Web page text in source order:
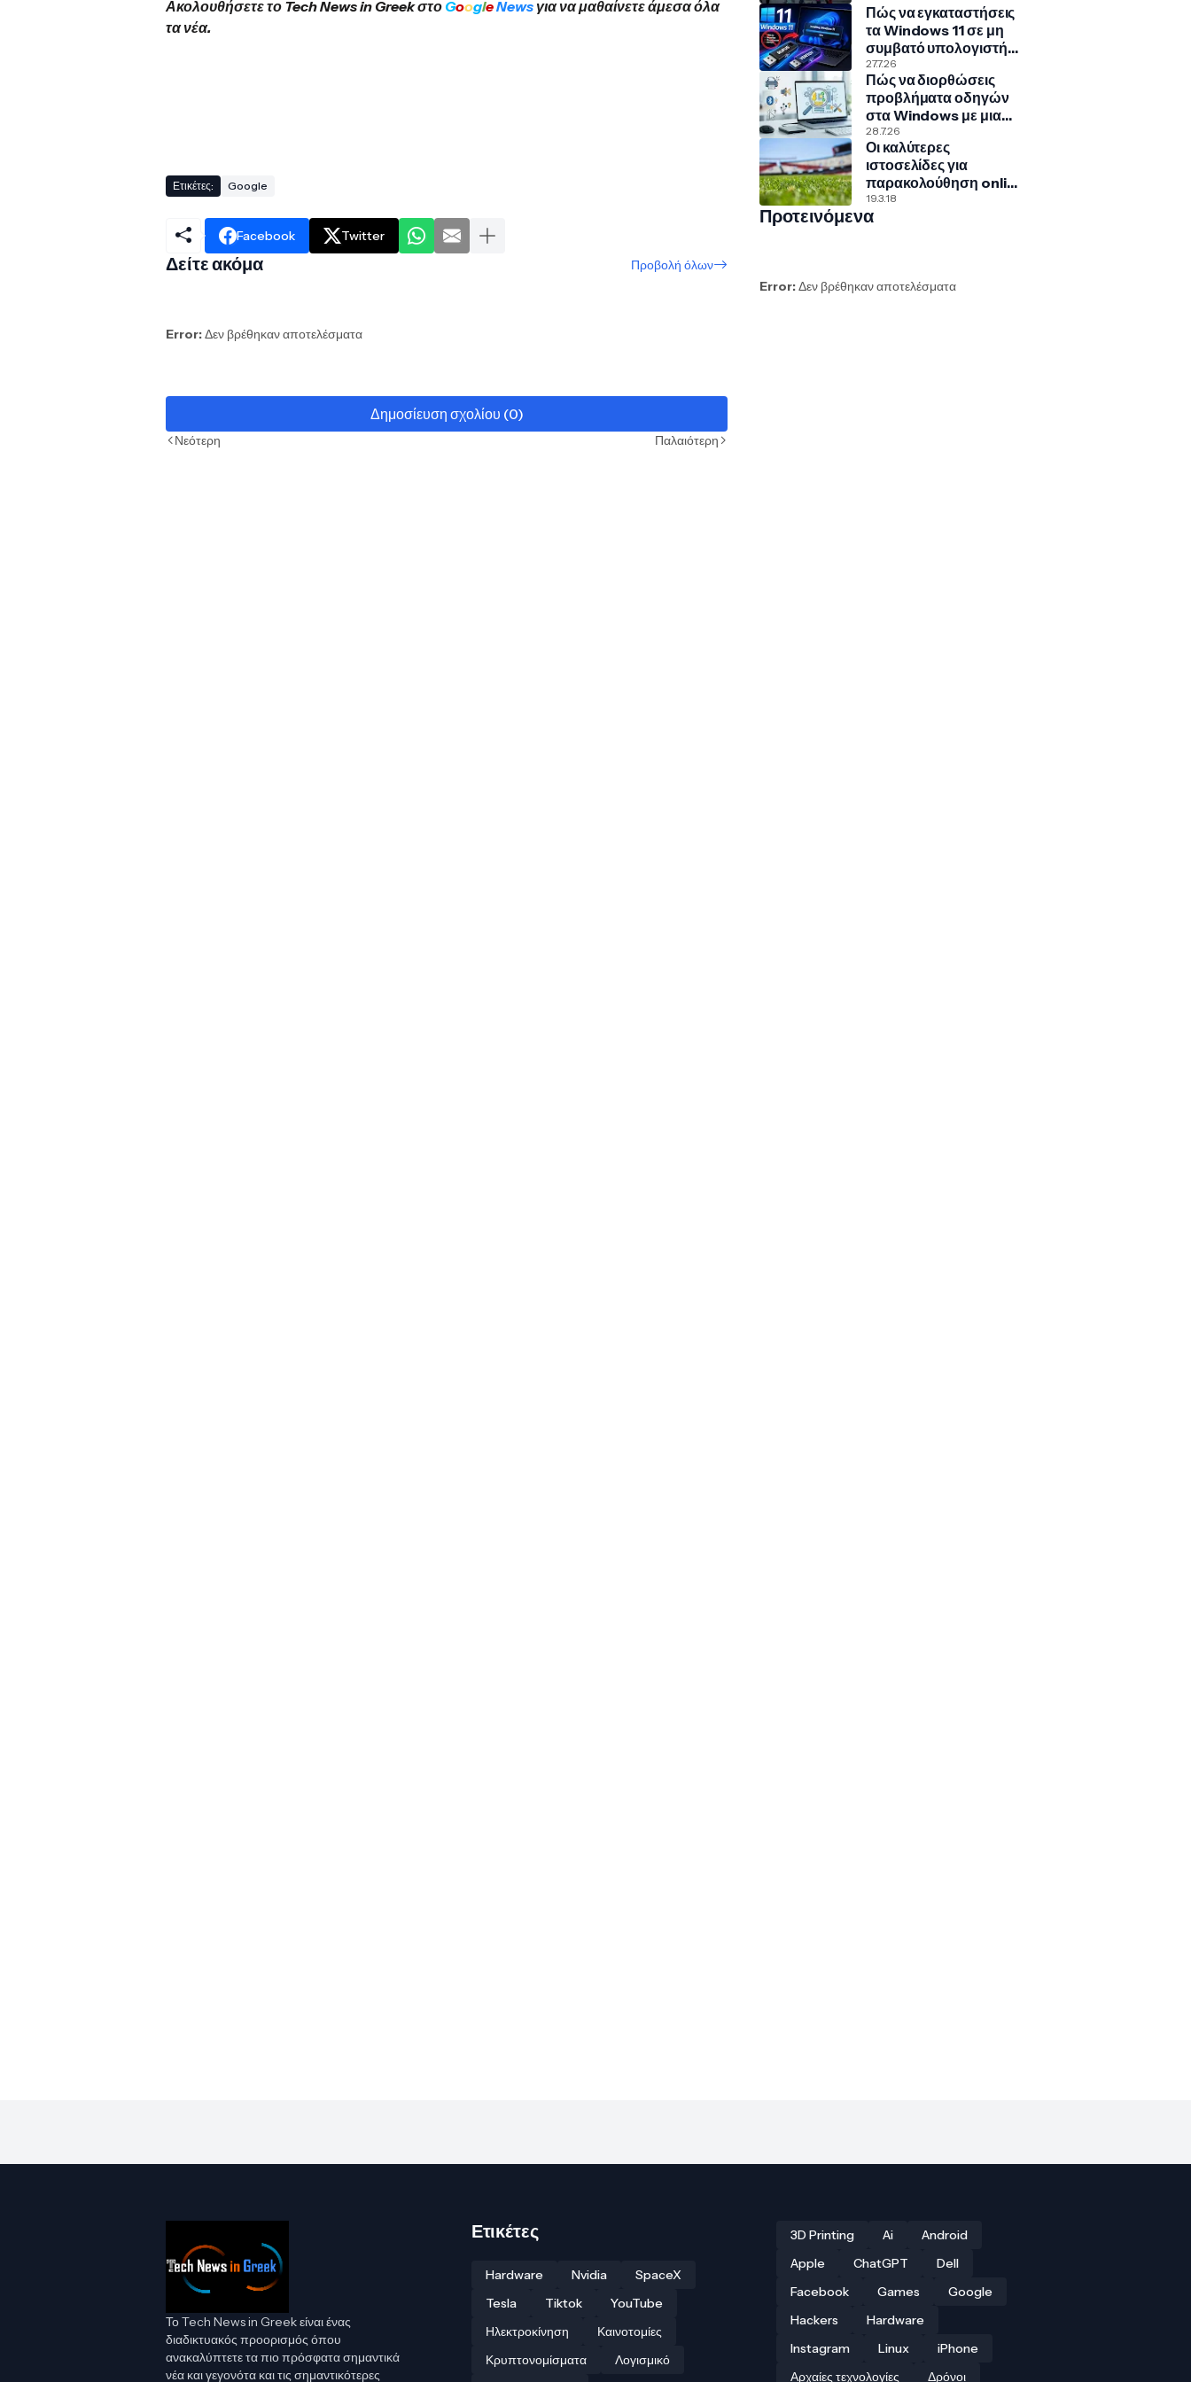
Ακολουθήσετε το Tech News in Greek στο GoogleNews για να μαθαίνετε άμεσα όλα
τα νέα.
Ετικέτες: Google
Facebook Twitter
Δείτε ακόμα Προβολή όλων
Error:Δεν βρέθηκαν αποτελέσματα
Δημοσίευση σχολίου (0)
Νεότερη Παλαιότερη
Γερμανία
Πώς να εγκαταστήσεις
τα Windows 11 σε μη
συμβατό υπολογιστή
με Rufus και Ventoy
27.7.26
Πώς να διορθώσεις
προβλήματα οδηγών
στα Windows με μια
κρυφή εντολή
28.7.26
Οι καλύτερες
ιστοσελίδες για
παρακολούθηση online
αθλητικών αγώνων
19.3.18
Προτεινόμενα
Error:Δεν βρέθηκαν αποτελέσματα
Το Tech News in Greek είναι ένας
διαδικτυακός προορισμός όπου
ανακαλύπτετε τα πιο πρόσφατα σημαντικά
νέα και γεγονότα και τις σημαντικότερες
Ετικέτες
Hardware Nvidia
SpaceX
Tesla
Tiktok
YouTube
Ηλεκτροκίνηση
Καινοτομίες
Κρυπτονομίσματα
Λογισμικό
3D Printing Ai
Android
Apple
ChatGPT
Dell
Facebook
Games
Google
Hackers
Hardware
Instagram
Linux
iPhone
Αρχαίες τεχνολογίες
Δρόνοι